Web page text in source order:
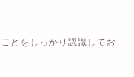
とをしっかり認識してお